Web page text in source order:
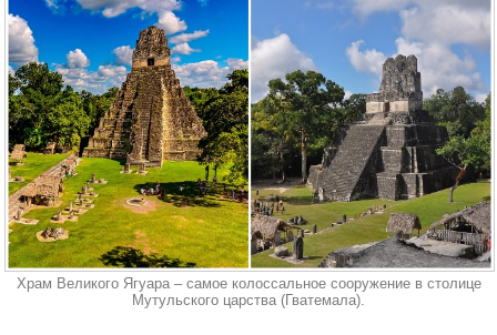
Храм Великого Ягуара – самое колоссальное сооружение в столице
Мутульского царства (Гватемала).